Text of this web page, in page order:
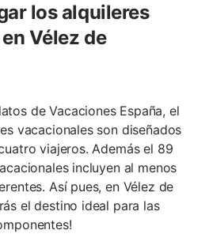
los alquileres
Vélez de
de Vacaciones España, el
vacacionales son diseñados
viajeros. Además el 89
incluyen al menos
Así pues, en Vélez de
el destino ideal para las